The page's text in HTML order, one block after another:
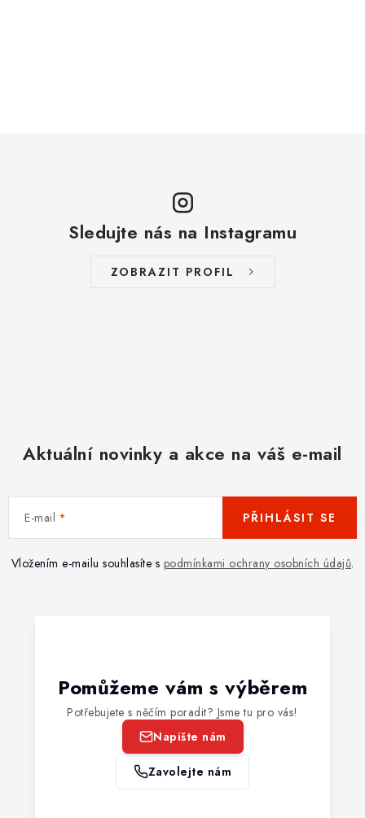
Sledujte nás na Instagramu
ZOBRAZIT PROFIL
Aktuální novinky a akce na váš e-mail
E-mail
Vložením e-mailu souhlasíte s podmínkami ochrany osobních údajů.
PŘIHLÁSIT SE
Pomůžeme vám s výběrem
Potřebujete s něčím poradit? Jsme tu pro vás!
Napište nám
Zavolejte nám